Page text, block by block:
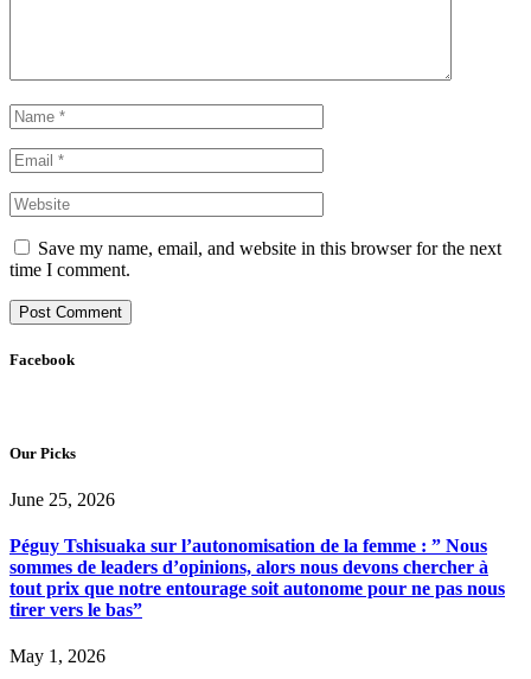
Save my name, email, and website in this browser for the next
time I comment.
Facebook
Our Picks
June 25, 2026
Péguy Tshisuaka sur l’autonomisation de la femme : ” Nous
sommes de leaders d’opinions, alors nous devons chercher à
tout prix que notre entourage soit autonome pour ne pas nous
tirer vers le bas”
May 1, 2026